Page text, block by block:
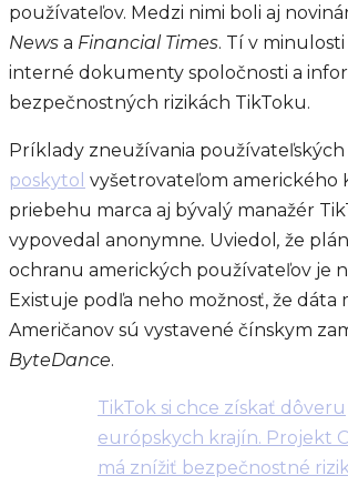
používateľov. Medzi nimi boli aj
News a Financial Times. Tí v minulosti
interné dokumenty spoločnosti a
bezpečnostných rizikách TikToku.
Príklady zneužívania
poskytol vyšetrovateľom amerického
priebehu marca aj bývalý manažér
vypovedal anonymne. Uviedol , že
ochranu amerických používateľov je
Existuje podľa neho možnosť, že dáta
Američanov sú vystavené čínskym
ByteDance.
TikTok si chce získať dôveru
európskych krajín. Projekt
má znížiť bezpečnostné